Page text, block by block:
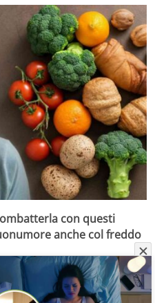
con questi
anche col freddo